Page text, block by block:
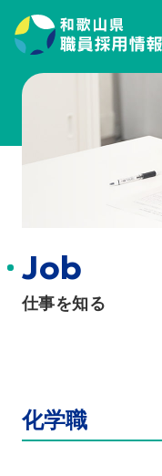
Job
仕事を知る
化学職